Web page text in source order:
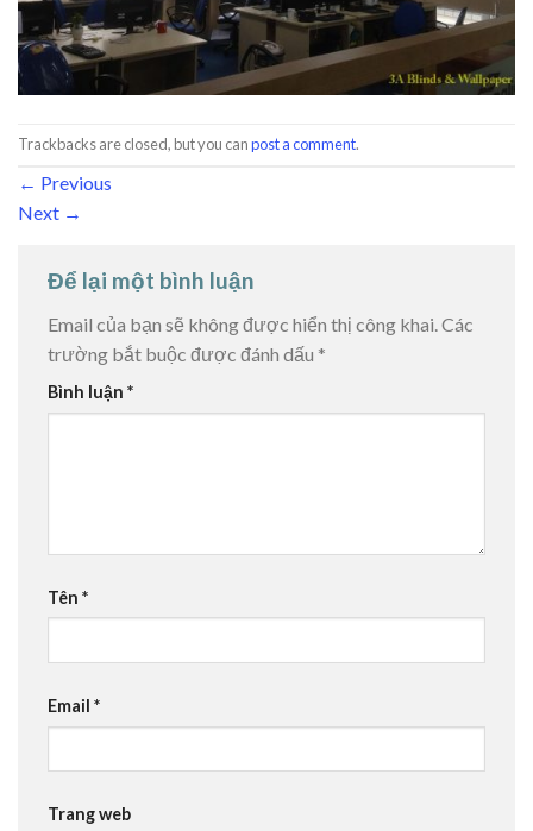
Trackbacks are closed, but you canpost a comment.
← Previous
Next →
Để lại một bình luận
Email của bạn sẽ không được hiển thị công khai.Các
trường bắt buộc được đánh dấu *
Bình luận *
Tên *
Email *
Trang web